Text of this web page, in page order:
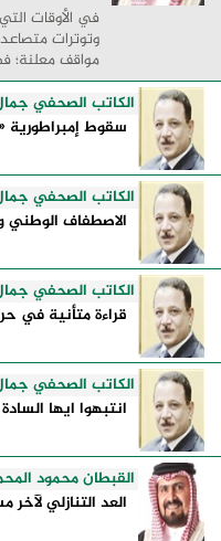
في الأوقات
وتوترات
مواقف معلنة؛
إدارتها
الكاتب الصحفي
سقوط إمبراطورية
الكاتب الصحفي
الاصطفاف
الكاتب الصحفي
قراءة متأنية في
الكاتب الصحفي
انتبهوا ايها السادة
القبطان محمود
العد التنازلي